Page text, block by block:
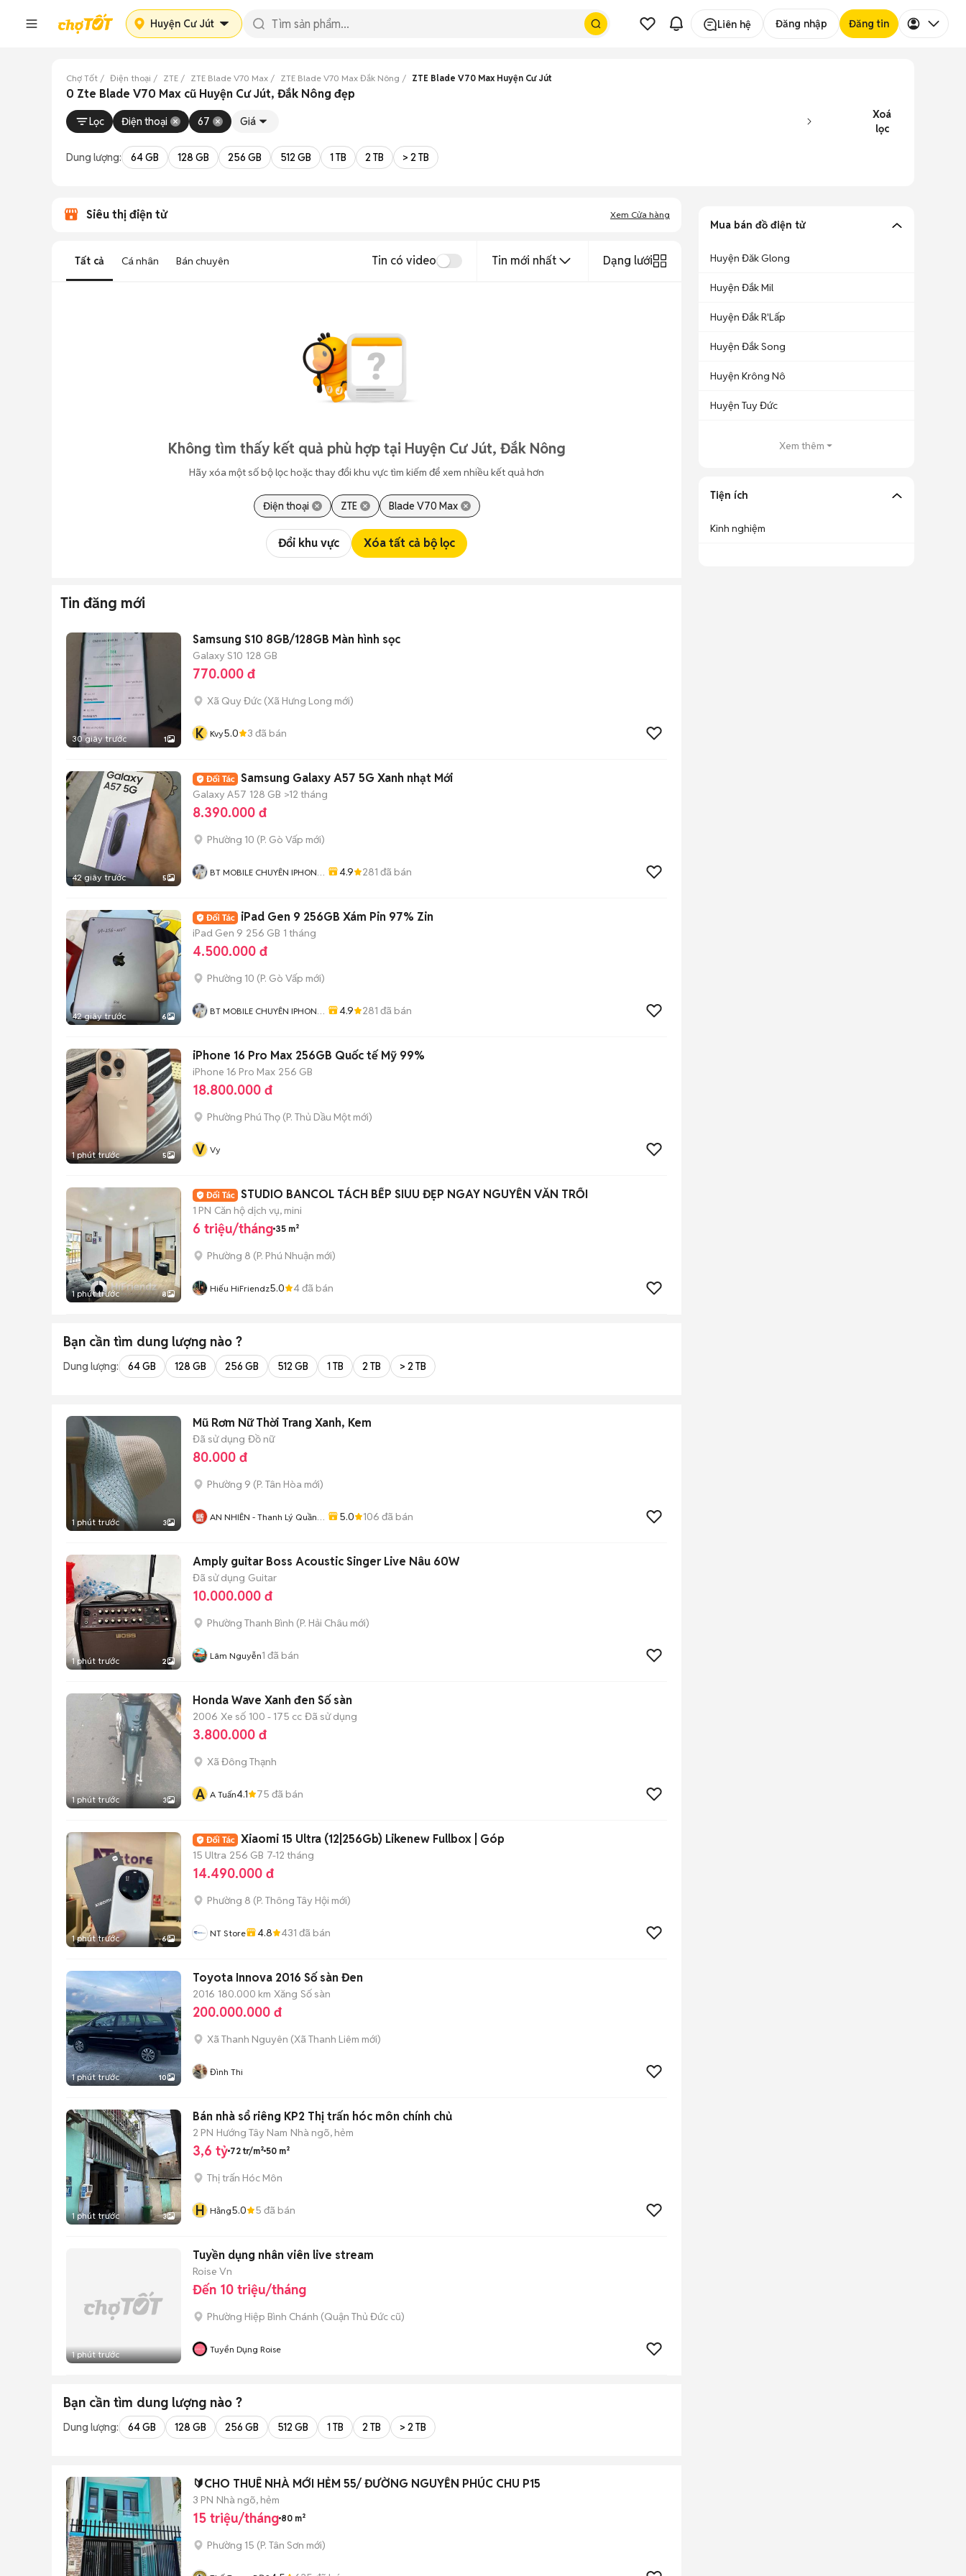
Huyện Cư Jút Liên hệ Đăng nhập Đăng tin
Chợ Tốt Điện thoại ZTE ZTE Blade V70 Max ZTE Blade V70 Max Đắk Nông ZTE Blade V70 Max Huyện Cư Jút
0 Zte Blade V70 Max cũ Huyện Cư Jút, Đắk Nông đẹp
Lọc Điện thoại 67 Giá
Xoá
lọc
Dung lượng: 64 GB 128 GB 256 GB 512 GB 1 TB 2 TB > 2 TB
Siêu thị điện tử Xem Cửa hàng
Tất cả Cá nhân Bán chuyên Tin có video Tin mới nhất Dạng lưới
Không tìm thấy kết quả phù hợp tại Huyện Cư Jút, Đắk Nông
Hãy xóa một số bộ lọc hoặc thay đổi khu vực tìm kiếm để xem nhiều kết quả hơn
Điện thoại ZTE Blade V70 Max
Đổi khu vực Xóa tất cả bộ lọc
Tin đăng mới
30 giây trước 1
Samsung S10 8GB/128GB Màn hình sọc
Galaxy S10 128 GB
770.000 đ
Xã Quy Đức (Xã Hưng Long mới)
K Kvy5.0 3 đã bán
42 giây trước 5
Samsung Galaxy A57 5G Xanh nhạt Mới
Galaxy A57 128 GB >12 tháng
8.390.000 đ
Phường 10 (P. Gò Vấp mới)
BT MOBILE CHUYÊN IPHONE
4.9 281 đã bán
42 giây trước 6
iPad Gen 9 256GB Xám Pin 97% Zin
iPad Gen 9 256 GB 1 tháng
4.500.000 đ
Phường 10 (P. Gò Vấp mới)
BT MOBILE CHUYÊN IPHONE
4.9 281 đã bán
1 phút trước 5
iPhone 16 Pro Max 256GB Quốc tế Mỹ 99%
iPhone 16 Pro Max 256 GB
18.800.000 đ
Phường Phú Thọ (P. Thủ Dầu Một mới)
V Vy
1 phút trước 8
STUDIO BANCOL TÁCH BẾP SIUU ĐẸP NGAY NGUYỄN VĂN TRỔI
1 PN Căn hộ dịch vụ, mini
6 triệu/tháng 35 m²
Phường 8 (P. Phú Nhuận mới)
Hiếu HiFriendz5.0 4đã bán
Bạn cần tìm dung lượng nào ?
Dung lượng: 64 GB 128 GB 256 GB 512 GB 1 TB 2 TB > 2 TB
1 phút trước 3
Mũ Rơm Nữ Thời Trang Xanh, Kem
Đã sử dụng Đồ nữ
80.000 đ
Phường 9 (P. Tân Hòa mới)
AN NHIÊN - Thanh Lý Quần
5.0 106 đã bán
1 phút trước 2
Amply guitar Boss Acoustic Singer Live Nâu 60W
Đã sử dụng Guitar
10.000.000 đ
Phường Thanh Bình (P. Hải Châu mới)
Lâm Nguyễn1 đã bán
1 phút trước 3
Honda Wave Xanh đen Số sàn
2006 Xe số 100 - 175 cc Đã sử dụng
3.800.000 đ
Xã Đông Thạnh
A A Tuấn4.1 75 đã bán
1 phút trước 6
Xiaomi 15 Ultra (12|256Gb) Likenew Fullbox | Góp
15 Ultra 256 GB 7-12 tháng
14.490.000 đ
Phường 8 (P. Thông Tây Hội mới)
NT Store 4.8 431 đã bán
1 phút trước 10
Toyota Innova 2016 Số sàn Đen
2016 180.000 km Xăng Số sàn
200.000.000 đ
Xã Thanh Nguyên (Xã Thanh Liêm mới)
Đình Thi
1 phút trước 3
Bán nhà sổ riêng KP2 Thị trấn hóc môn chính chủ
2 PN Hướng Tây Nam Nhà ngõ, hẻm
3,6 tỷ 72 tr/m² 50 m²
Thị trấn Hóc Môn
H Hằng5.0 5 đã bán
1 phút trước
Tuyền dụng nhân viên live stream
Roise Vn
Đến 10 triệu/tháng
Phường Hiệp Bình Chánh (Quận Thủ Đức cũ)
Tuyển Dụng Roise
Bạn cần tìm dung lượng nào ?
Dung lượng: 64 GB 128 GB 256 GB 512 GB 1 TB 2 TB > 2 TB
🔰CHO THUÊ NHÀ MỚI HẺM 55/ ĐƯỜNG NGUYỄN PHÚC CHU P15
3 PN Nhà ngõ, hẻm
15 triệu/tháng 80 m²
Phường 15 (P. Tân Sơn mới)
Mua bán đồ điện tử
Huyện Đăk Glong
Huyện Đắk Mil
Huyện Đắk R'Lấp
Huyện Đắk Song
Huyện Krông Nô
Huyện Tuy Đức
Xem thêm
Tiện ích
Kinh nghiệm